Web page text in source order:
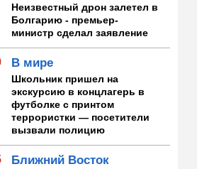
Неизвестный дрон залетел в
Болгарию - премьер-
министр сделал заявление
В мире
Школьник пришел на
экскурсию в концлагерь в
футболке с принтом
террористки — посетители
вызвали полицию
Ближний Восток